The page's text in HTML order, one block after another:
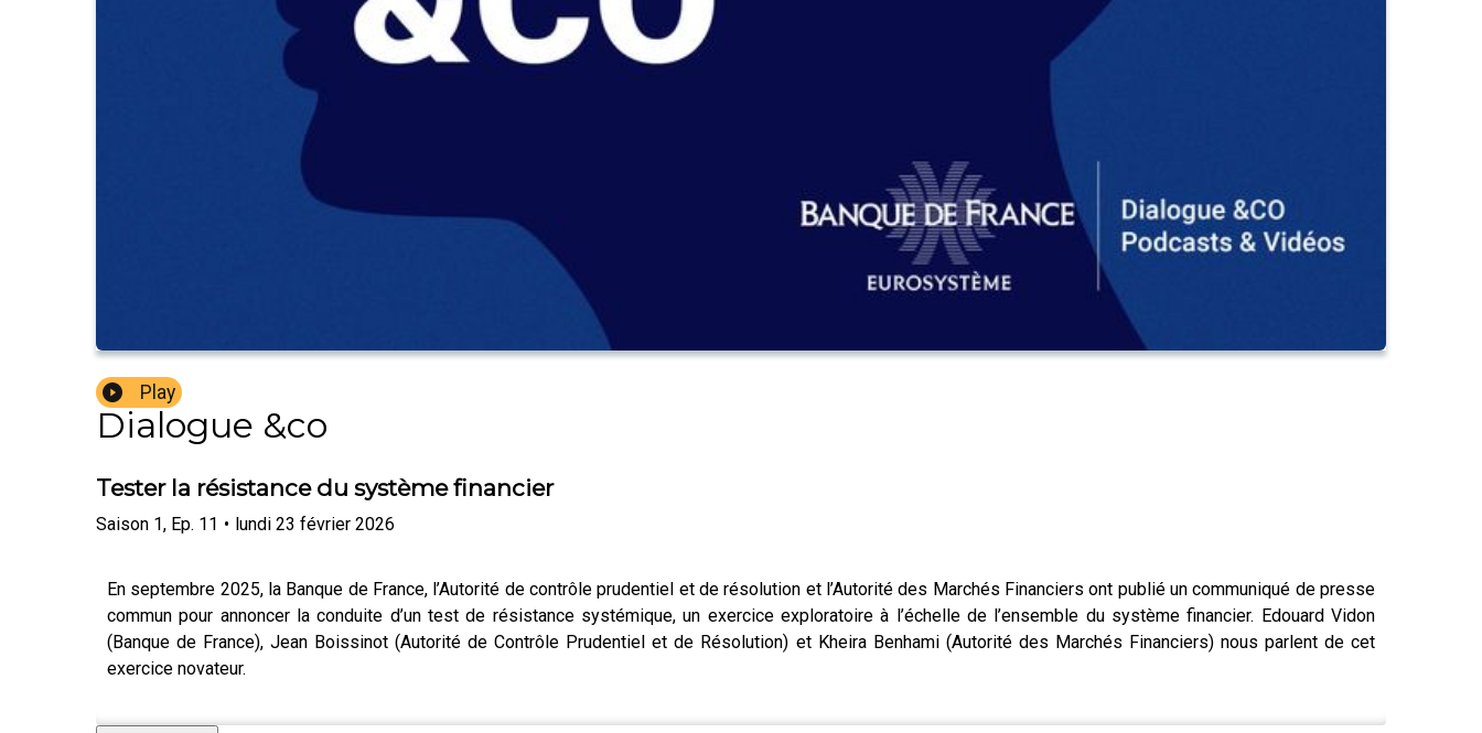
Play
Dialogue &co
Tester la résistance du système financier
Saison 1, Ep. 11 • lundi 23 février 2026
En septembre 2025, la Banque de France, l’Autorité de contrôle prudentiel et de résolution et l’Autorité des Marchés Financiers ont publié un communiqué de presse
commun pour annoncer la conduite d’un test de résistance systémique, un exercice exploratoire à l’échelle de l’ensemble du système financier. Edouard Vidon
(Banque de France), Jean Boissinot (Autorité de Contrôle Prudentiel et de Résolution) et Kheira Benhami (Autorité des Marchés Financiers) nous parlent de cet
exercice novateur.